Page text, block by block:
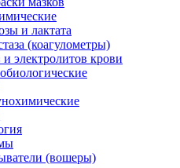
и лактата
(коагулометры)
электролитов крови
(вошеры)